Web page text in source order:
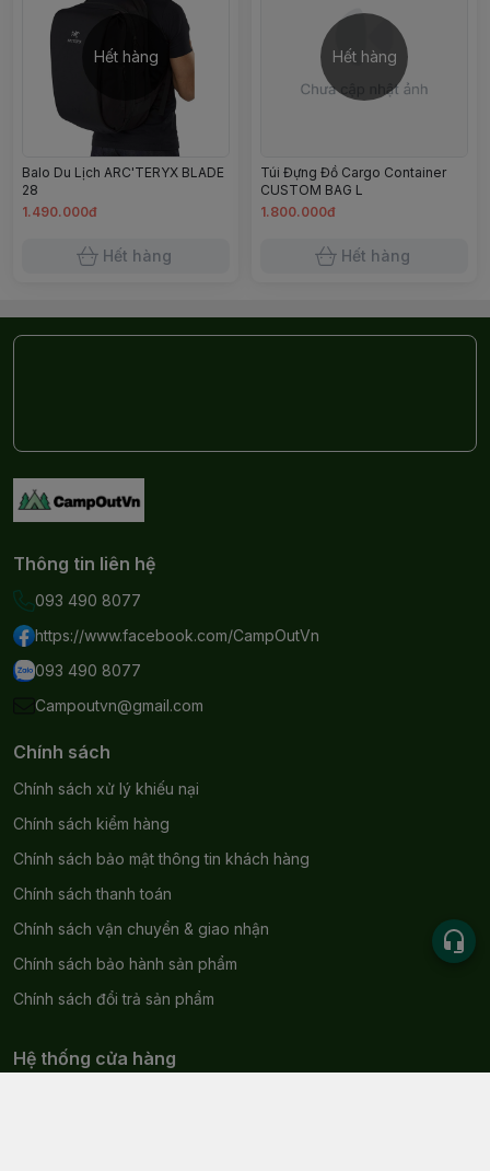
Hết hàng
Balo Du Lịch ARC'TERYX BLADE
28
1.490.000đ
Hết hàng
Hết hàng
Túi Đựng Đồ Cargo Container
CUSTOM BAG L
1.800.000đ
Hết hàng
Thông tin liên hệ
093 490 8077
https://www.facebook.com/CampOutVn
093 490 8077
Campoutvn@gmail.com
Chính sách
Chính sách xử lý khiếu nại
Chính sách kiểm hàng
Chính sách bảo mật thông tin khách hàng
Chính sách thanh toán
Chính sách vận chuyển & giao nhận
Chính sách bảo hành sản phẩm
Chính sách đổi trả sản phẩm
Hệ thống cửa hàng